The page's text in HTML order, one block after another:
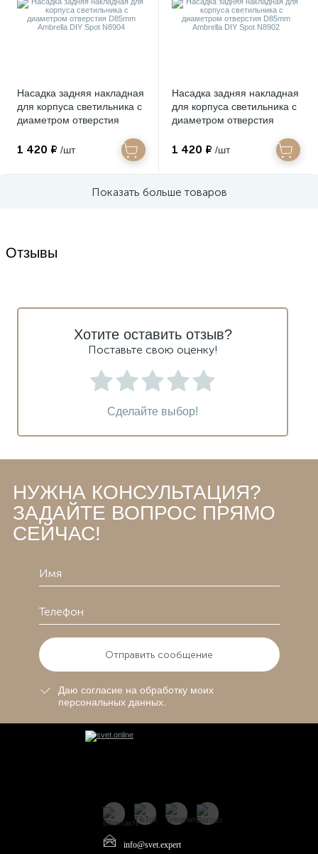
Насадка задняя накладная
для корпуса светильника с
диаметром отверстия
N8904
1 420 ₽ /шт
Насадка задняя накладная
для корпуса светильника с
диаметром отверстия
N8902
1 420 ₽ /шт
Показать больше товаров
Отзывы
Хотите оставить отзыв?
Поставьте свою оценку!
Сделайте выбор!
НУЖНА КОНСУЛЬТАЦИЯ?
ЗАДАЙТЕ ВОПРОС ПРЯМО
СЕЙЧАС!
Отправить сообщение
Даю согласие на обработку моих
персональных данных.
info@svet.expert